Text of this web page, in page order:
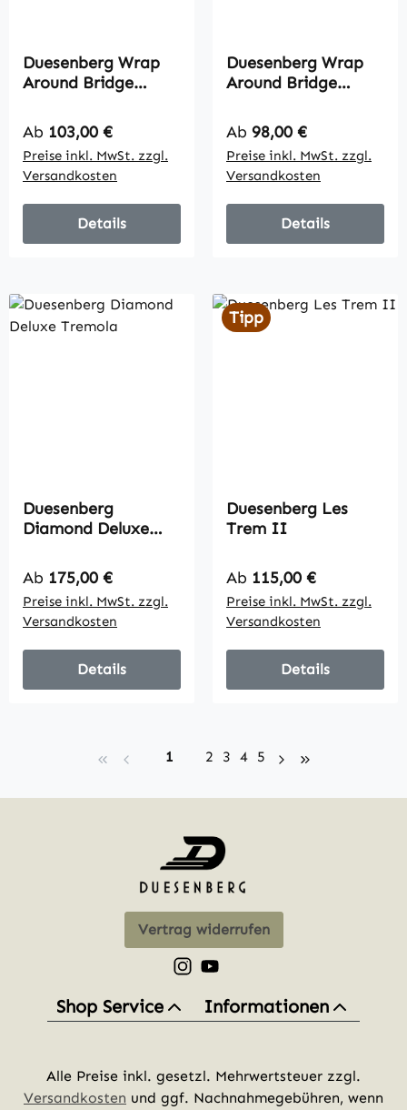
Duesenberg Wrap
Around Bridge
Regulärer Preis:
Ab 103,00 €
Preise inkl. MwSt. zzgl.
Versandkosten
Details
Duesenberg Wrap
Around Bridge
Regulärer Preis:
Ab 98,00 €
Preise inkl. MwSt. zzgl.
Versandkosten
Details
Duesenberg
Diamond Deluxe
Regulärer Preis:
Ab 175,00 €
Preise inkl. MwSt. zzgl.
Versandkosten
Details
Tipp
Duesenberg Les
Trem II
Regulärer Preis:
Ab 115,00 €
Preise inkl. MwSt. zzgl.
Versandkosten
Details
Seite
1 Seite
2 Seite
3 Seite
4 Seite
5
Vertrag widerrufen
Schau auf Instagram vorbei –
Sieh dir unsere Videos auf
Shop Service Informationen
Alle Preise inkl. gesetzl. Mehrwertsteuer zzgl.
Versandkosten und ggf. Nachnahmegebühren, wenn